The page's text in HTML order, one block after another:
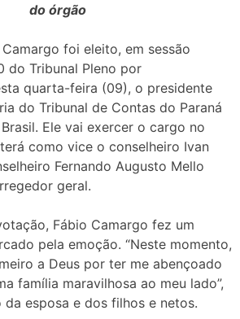
do órgão
foi eleito, em sessão
do Tribunal Pleno por
quarta-feira (09), o presidente
do Tribunal de Contas do Paraná
Ele vai exercer o cargo no
como vice o conselheiro Ivan
Fernando Augusto Mello
geral.
Fábio Camargo fez um
pela emoção. “Neste momento,
a Deus por ter me abençoado
família maravilhosa ao meu lado”,
da esposa e dos filhos e netos.